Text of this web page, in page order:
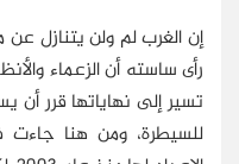
إن الغرب لم ولن يتنازل
رأى ساسته أن الزعماء
تسير إلى نهاياتها قرر
للسيطرة، ومن هنا جاءت